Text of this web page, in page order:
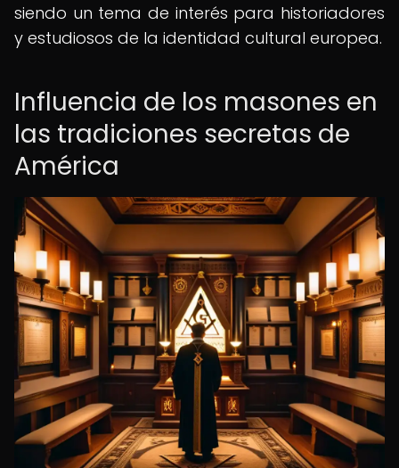
siendo un tema de interés para historiadores
y estudiosos de la identidad cultural europea.
Influencia de los masones en
las tradiciones secretas de
América